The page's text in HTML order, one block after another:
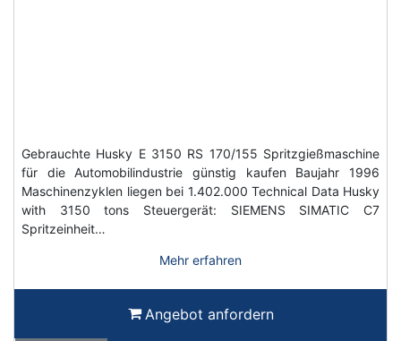
Gebrauchte Husky E 3150 RS 170/155 Spritzgießmaschine
für die Automobilindustrie günstig kaufen Baujahr 1996
Maschinenzyklen liegen bei 1.402.000 Technical Data Husky
with 3150 tons Steuergerät: SIEMENS SIMATIC C7
Spritzeinheit…
Mehr erfahren
Angebot anfordern